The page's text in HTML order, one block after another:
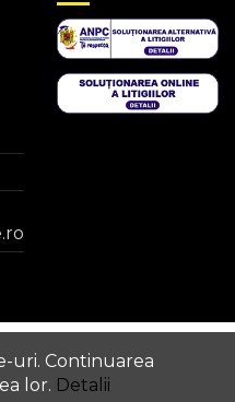
in cos
uri. Continuarea
lor. Detalii